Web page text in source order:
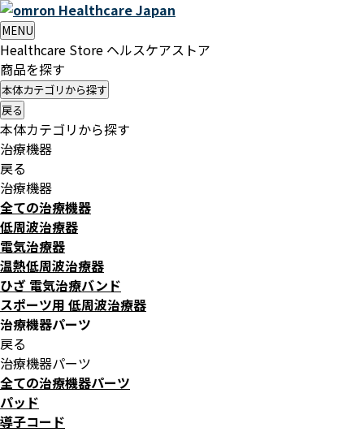
HealthcareJapan
MENU
Healthcare Store ヘルスケアストア
商品を探す
本体カテゴリから探す
戻る
本体カテゴリから探す
治療機器
戻る
治療機器
全ての治療機器
低周波治療器
電気治療器
温熱低周波治療器
ひざ 電気治療バンド
スポーツ用 低周波治療器
治療機器パーツ
戻る
治療機器パーツ
全ての治療機器パーツ
パッド
導子コード